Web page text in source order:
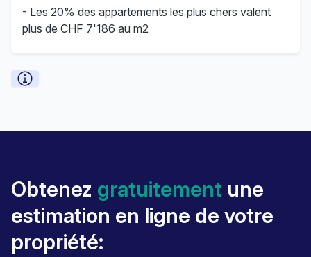
- Les 20% des appartements les plus chers valent
plus de CHF 7'186 au m2
Obtenez gratuitement une
estimation en ligne de votre
propriété: